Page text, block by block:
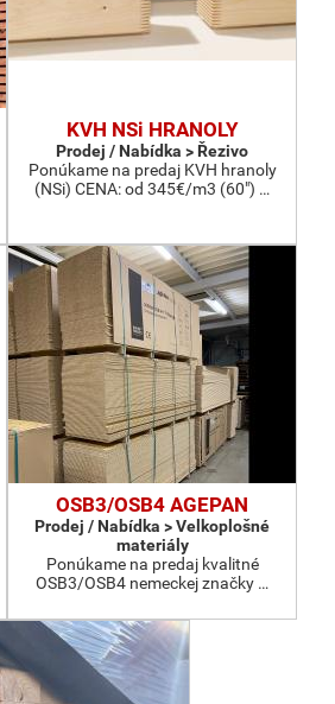
KVH NSi HRANOLY
Prodej / Nabídka > Řezivo
Ponúkame na predaj KVH hranoly
(NSi) CENA: od 345€/m3 (60") …
OSB3/OSB4 AGEPAN
Prodej / Nabídka > Velkoplošné
materiály
Ponúkame na predaj kvalitné
OSB3/OSB4 nemeckej značky …